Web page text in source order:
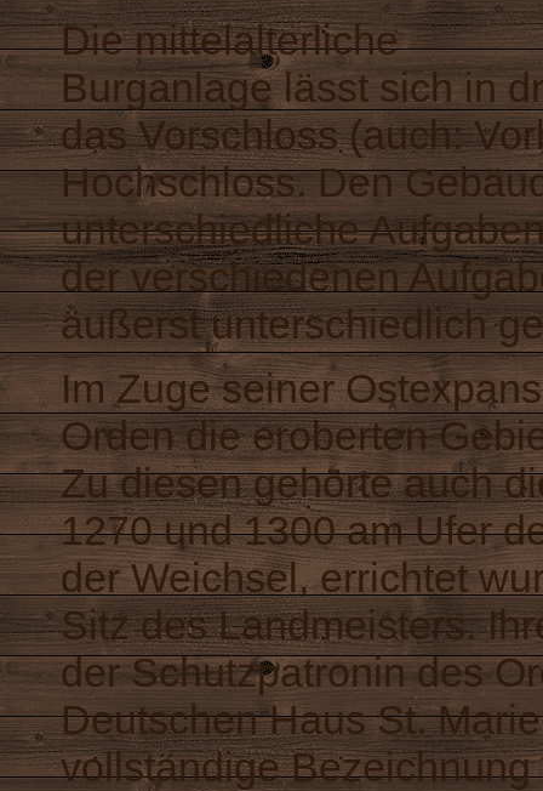
Die mittelalterliche
Burganlage lässt sich in
das Vorschloss (auch:
Hochschloss. Den
unterschiedliche
der verschiedenen
äußerst unterschiedlich
Im Zuge seiner
Orden die eroberten
Zu diesen gehörte auch
1270 und 1300 am Ufer
der Weichsel, errichtet
Sitz des Landmeisters.
der Schutzpatronin des
Deutschen Haus St.
vollständige